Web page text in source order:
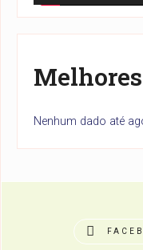
Nenhum dado até